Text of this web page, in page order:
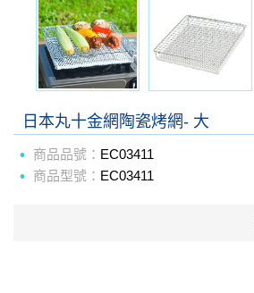
日本丸十金網陶瓷烤網- 大
商品品號： EC03411
商品型號： EC03411